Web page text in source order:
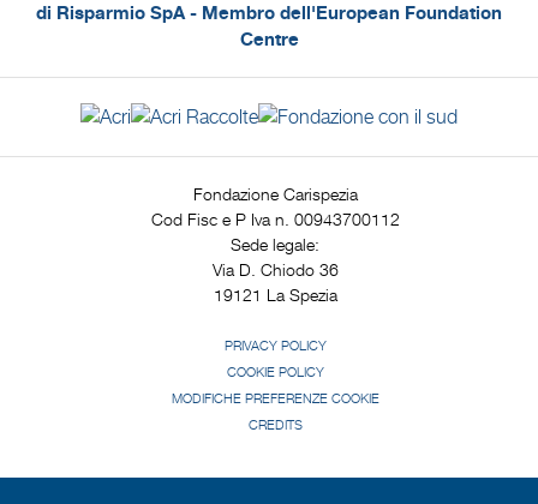
di Risparmio SpA - Membro dell'European Foundation
Centre
Fondazione Carispezia
Cod Fisc e P Iva n. 00943700112
Sede legale:
Via D. Chiodo 36
19121 La Spezia
PRIVACY POLICY
COOKIE POLICY
MODIFICHE PREFERENZE COOKIE
CREDITS